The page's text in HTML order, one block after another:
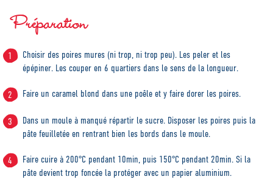
Préparation
Choisir des poires mures (ni trop, ni trop peu). Les peler et les
épépiner. Les couper en 6 quartiers dans le sens de la longueur.
Faire un caramel blond dans une poêle et y faire dorer les poires.
Dans un moule à manqué répartir le sucre. Disposer les poires puis la
pâte feuilletée en rentrant bien les bords dans le moule.
Faire cuire à 200°C pendant 10min, puis 150°C pendant 20min. Si la
pâte devient trop foncée la protéger avec un papier aluminium.